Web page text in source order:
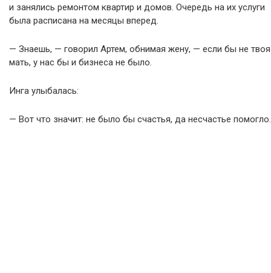
и занялись ремонтом квартир и домов. Очередь на их услуги
была расписана на месяцы вперед.
— Знаешь, — говорил Артем, обнимая жену, — если бы не твоя
мать, у нас бы и бизнеса не было.
Инга улыбалась:
— Вот что значит: не было бы счастья, да несчастье помогло.